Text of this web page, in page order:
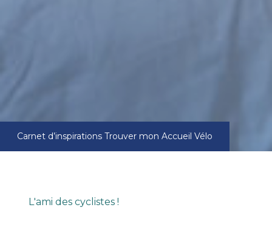
Carnet d’inspirations Trouver mon Accueil Vélo
L'ami des cyclistes !